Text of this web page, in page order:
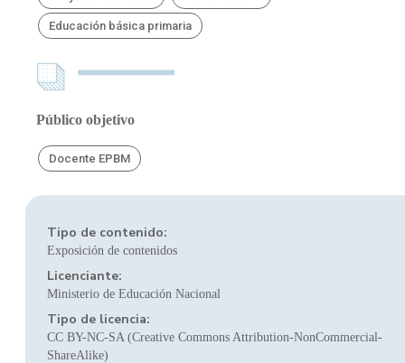
Educación básica primaria
Público objetivo
Docente EPBM
Tipo de contenido:
Exposición de contenidos
Licenciante:
Ministerio de Educación Nacional
Tipo de licencia:
CC BY-NC-SA (Creative Commons Attribution-NonCommercial-
ShareAlike)